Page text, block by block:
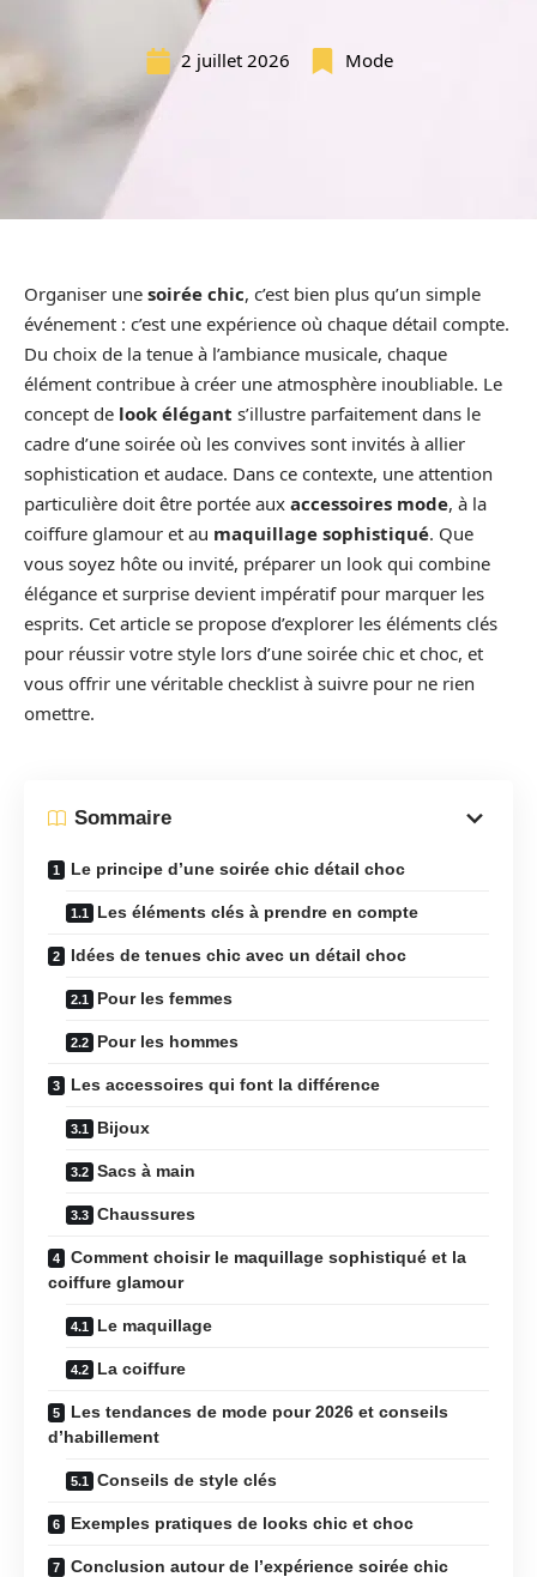
2 juillet 2026 Mode
Organiser une soirée chic, c’est bien plus qu’un simple
événement : c’est une expérience où chaque détail compte.
Du choix de la tenue à l’ambiance musicale, chaque
élément contribue à créer une atmosphère inoubliable. Le
concept de look élégant s’illustre parfaitement dans le
cadre d’une soirée où les convives sont invités à allier
sophistication et audace. Dans ce contexte, une attention
particulière doit être portée aux accessoires mode, à la
coiffure glamour et au maquillage sophistiqué. Que
vous soyez hôte ou invité, préparer un look qui combine
élégance et surprise devient impératif pour marquer les
esprits. Cet article se propose d’explorer les éléments clés
pour réussir votre style lors d’une soirée chic et choc, et
vous offrir une véritable checklist à suivre pour ne rien
omettre.
Sommaire
Le principe d’une soirée chic détail choc
Les éléments clés à prendre en compte
Idées de tenues chic avec un détail choc
Pour les femmes
Pour les hommes
Les accessoires qui font la différence
Bijoux
Sacs à main
Chaussures
Comment choisir le maquillage sophistiqué et la
coiffure glamour
Le maquillage
La coiffure
Les tendances de mode pour 2026 et conseils
d’habillement
Conseils de style clés
Exemples pratiques de looks chic et choc
Conclusion autour de l’expérience soirée chic